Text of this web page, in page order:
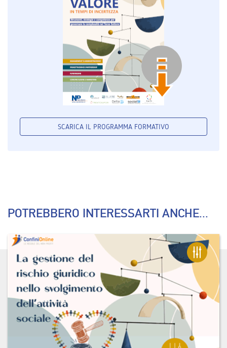
SCARICA IL PROGRAMMA FORMATIVO
POTREBBERO INTERESSARTI ANCHE...